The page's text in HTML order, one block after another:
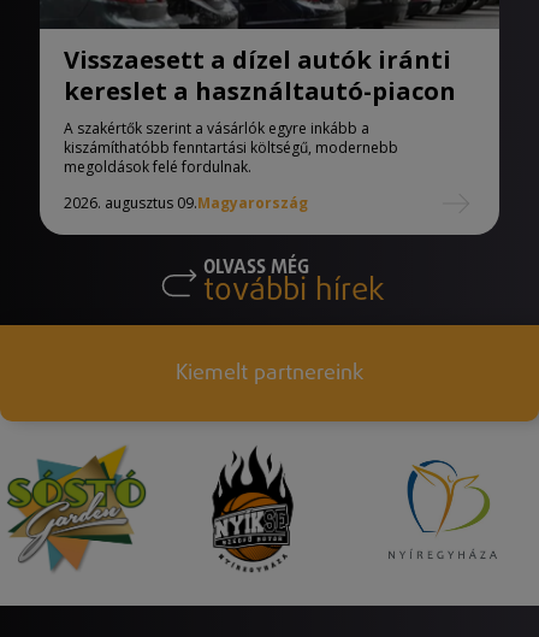
Visszaesett a dízel autók iránti
kereslet a használtautó-piacon
A szakértők szerint a vásárlók egyre inkább a
kiszámíthatóbb fenntartási költségű, modernebb
megoldások felé fordulnak.
2026. augusztus 09.Magyarország
OLVASS MÉG
további hírek
Kiemelt partnereink